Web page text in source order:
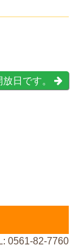
日です。
0561-82-7760